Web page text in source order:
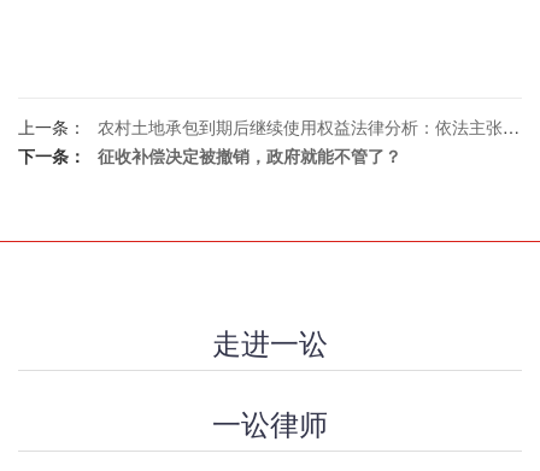
上一条：
农村土地承包到期后继续使用权益法律分析：依法主张优先权利，合规争取延续承包
下一条：
征收补偿决定被撤销，政府就能不管了？
走进一讼
一讼律师